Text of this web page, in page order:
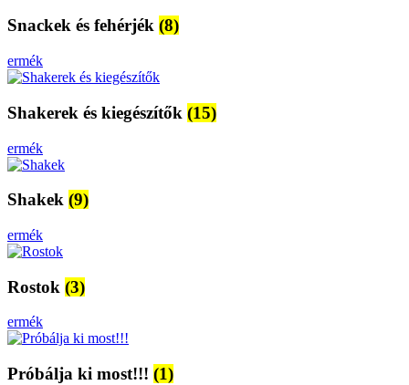
Snackek és fehérjék (8)
ermék
Shakerek és kiegészítők (15)
ermék
Shakek (9)
ermék
Rostok (3)
ermék
Próbálja ki most!!! (1)